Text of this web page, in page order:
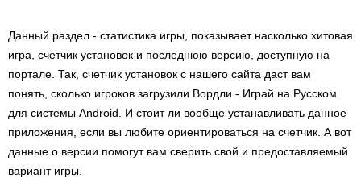
Данный раздел - статистика игры, показывает насколько хитовая
игра, счетчик установок и последнюю версию, доступную на
портале. Так, счетчик установок с нашего сайта даст вам
понять, сколько игроков загрузили Вордли - Играй на Русском
для системы Android. И стоит ли вообще устанавливать данное
приложения, если вы любите ориентироваться на счетчик. А вот
данные о версии помогут вам сверить свой и предоставляемый
вариант игры.